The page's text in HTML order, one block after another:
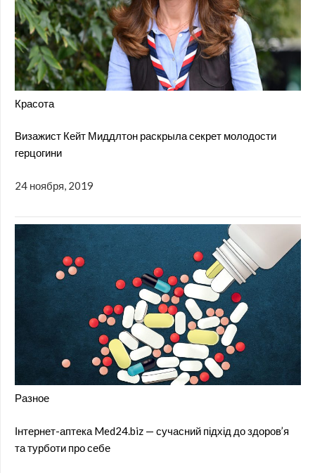
Красота
Визажист Кейт Миддлтон раскрыла секрет молодости
герцогини
24 ноября, 2019
Разное
Інтернет-аптека Med24.biz — сучасний підхід до здоров’я
та турботи про себе